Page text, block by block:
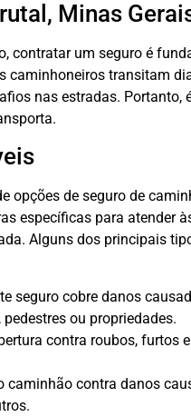
Minas
contratar um seguro é
caminhoneiros transitam
nas estradas. Portanto,
opções de seguro de
específicas para atender
Alguns dos principais
seguro cobre danos
ou propriedades.
contra roubos, furtos
caminhão contra danos